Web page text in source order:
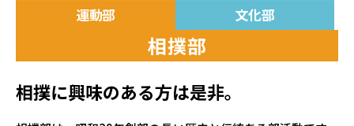
運動部 文化部
相撲部
相撲に興味のある方は是非。